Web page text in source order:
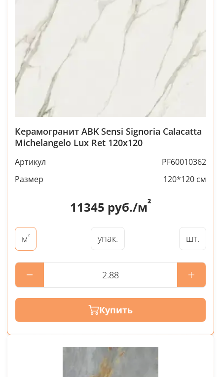
Керамогранит ABK Sensi Signoria Calacatta
Michelangelo Lux Ret 120x120
Артикул
PF60010362
Размер
120*120 см
11345 руб./м²
м² упак. шт.
Купить